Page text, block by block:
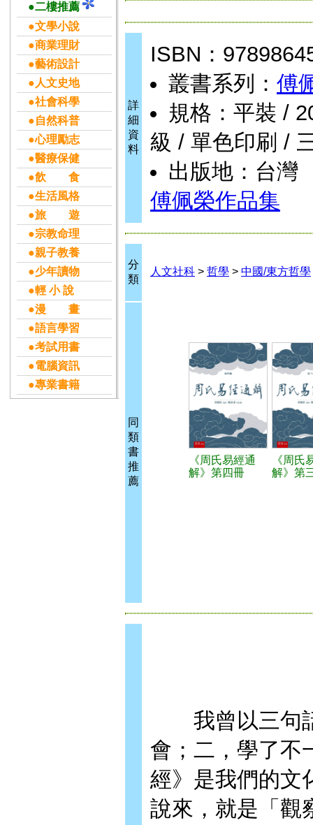
●二樓推薦
●文學小說
●商業理財
●藝術設計
●人文史地
●社會科學
●自然科普
●心理勵志
●醫療保健
●飲 食
●生活風格
●旅 遊
●宗教命理
●親子教養
●少年讀物
●輕 小 說
●漫 畫
●語言學習
●考試用書
●電腦資訊
●專業書籍
詳
細
資
料
ISBN：
叢書系列： 傅
規格：平裝 /
級 / 單色印刷 /
出版地：台灣
傅佩榮作品集
分
類
人文社科 > 哲學 > 中國/東方哲學
同
類
書
推
薦
《周氏易經通
解》第四冊
《周氏
解》第
我曾以三句話
會；二，學了不
經》是我們的文
說來，就是「觀